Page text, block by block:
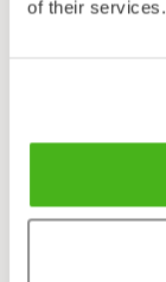
of their services.
kukkien
hyönteisiltä,
talvea ja joista
kasviyksilöitä.
Vesiherneiden